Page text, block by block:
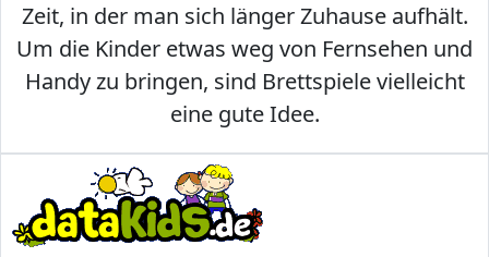
Zeit, in der man sich länger Zuhause aufhält.
Um die Kinder etwas weg von Fernsehen und
Handy zu bringen, sind Brettspiele vielleicht
eine gute Idee.